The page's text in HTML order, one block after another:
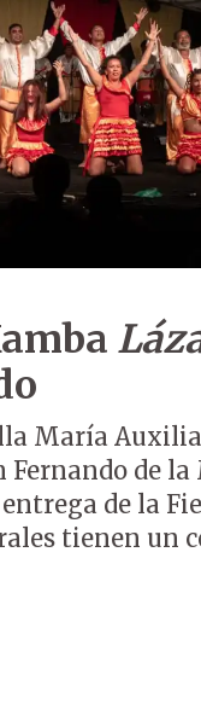
María
Fernando de
de la
tienen un